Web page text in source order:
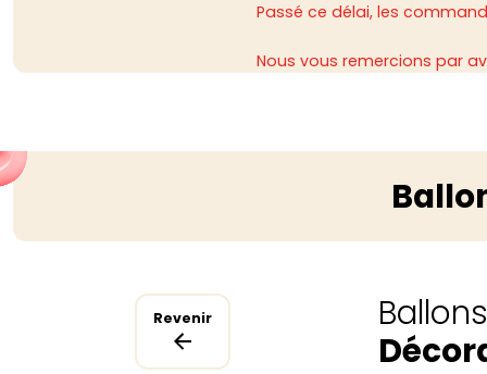
Passé ce délai, les
Nous vous remercions par
Revenir